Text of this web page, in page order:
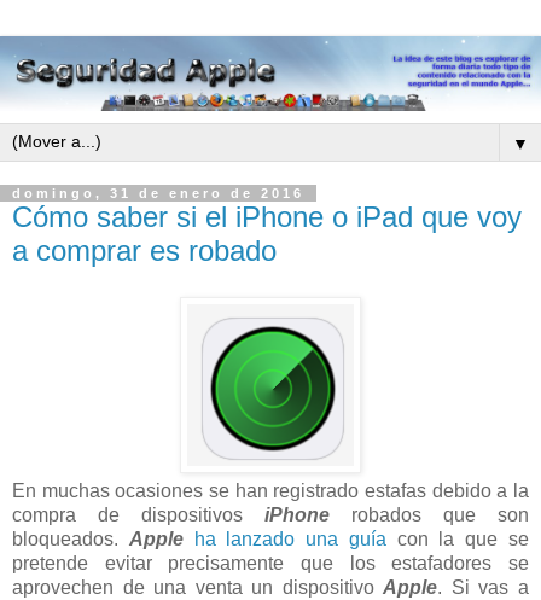
▼
domingo, 31 de enero de 2016
Cómo saber si el iPhone o iPad que voy
a comprar es robado
En muchas ocasiones se han registrado estafas debido a la
compra de dispositivos iPhone
robados que son
bloqueados. Apple ha lanzado una guía con la que se
pretende evitar precisamente que los estafadores se
aprovechen de una venta un dispositivoApple. Si vas a